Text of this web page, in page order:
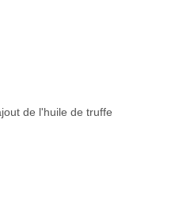
de l'huile de truffe